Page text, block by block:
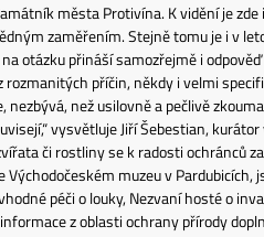
města Protivína. K vidění je
zaměřením. Stejně tomu je i v
otázku přináší samozřejmě i
příčin, někdy i velmi
nezbývá, než usilovně a pečlivě
vysvětluje Jiří Šebestian,
či rostliny se k radosti ochránců
muzeu v
péči o louky, Nezvaní hosté o
z oblasti ochrany přírody